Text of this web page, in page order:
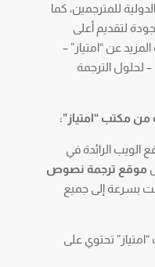
للمترجمين، كما
لتقديم أعلى
عن “امتياز” –
– لحلول الترجمة
من مكتب “امتياز”:
الرائدة في
موقع ترجمة نصوص
بسرعة إلى جميع
تحتوي على